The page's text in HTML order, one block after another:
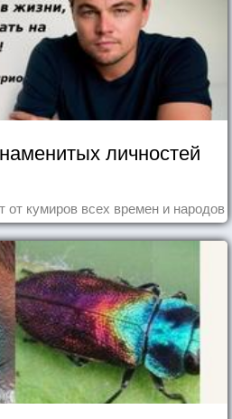
личностей
от кумиров всех времен и народов